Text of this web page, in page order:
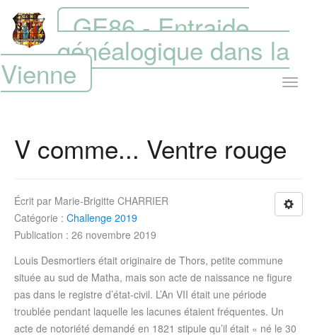
GE86 - Entraide
généalogique dans la
Vienne
V comme... Ventre rouge
Écrit par Marie-Brigitte CHARRIER
Catégorie : Challenge 2019
Publication : 26 novembre 2019
Louis Desmortiers était originaire de Thors, petite commune
située au sud de Matha, mais son acte de naissance ne figure
pas dans le registre d’état-civil. L’An VII était une période
troublée pendant laquelle les lacunes étaient fréquentes. Un
acte de notoriété demandé en 1821 stipule qu’il était « né le 30